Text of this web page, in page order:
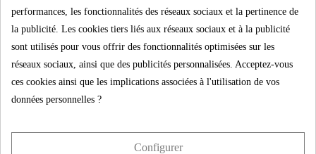
LAURANA
Robinetterie
de lavabo,
chrome
66,99 €
performances, les fonctionnalités des réseaux sociaux et la pertinence de
la publicité. Les cookies tiers liés aux réseaux sociaux et à la publicité
sont utilisés pour vous offrir des fonctionnalités optimisées sur les
réseaux sociaux, ainsi que des publicités personnalisées. Acceptez-vous
ces cookies ainsi que les implications associées à l'utilisation de vos
données personnelles ?
Configurer